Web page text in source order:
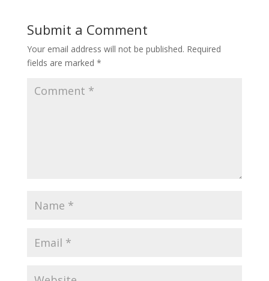
Submit a Comment
Your email address will not be published. Required
fields are marked *